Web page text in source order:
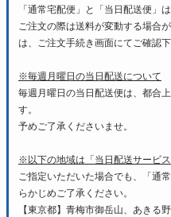
「通常宅配便」と「当日配送便」
ご注文の際は送料が変動する場合
は、ご注文手続き画面にてご確認下
※毎週月曜日の当日配送について
毎週月曜日の当日配送便は、都合
す。
予めご了承くださいませ。
※以下の地域は「当日配送サービス
ご指定いただいた場合でも、「通
らかじめご了承ください。
【東京都】青梅市御岳山、あきる